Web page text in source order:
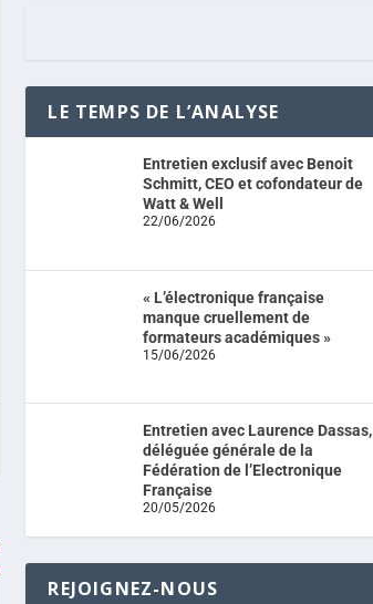
LE TEMPS DE L’ANALYSE
Entretien exclusif avec Benoit
Schmitt, CEO et cofondateur de
Watt & Well
22/06/2026
« L’électronique française
manque cruellement de
formateurs académiques »
15/06/2026
Entretien avec Laurence Dassas,
déléguée générale de la
Fédération de l’Electronique
Française
20/05/2026
REJOIGNEZ-NOUS